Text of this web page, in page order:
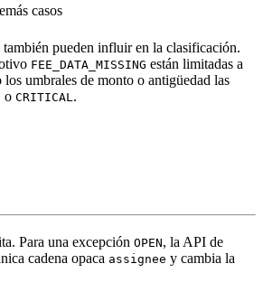
casos
también pueden influir en la clasificación.
FEE_DATA_MISSING están limitadas a
los umbrales de monto o antigüedad las
o CRITICAL.
Para una excepción OPEN, la API de
cadena opaca assignee y cambia la